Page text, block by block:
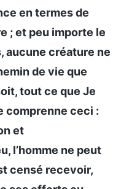
en termes de
; et peu importe le
aucune créature ne
de vie que
tout ce que Je
comprenne ceci :
et
l’homme ne peut
censé recevoir,